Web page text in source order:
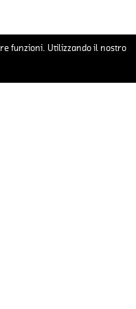
funzioni. Utilizzando il nostro